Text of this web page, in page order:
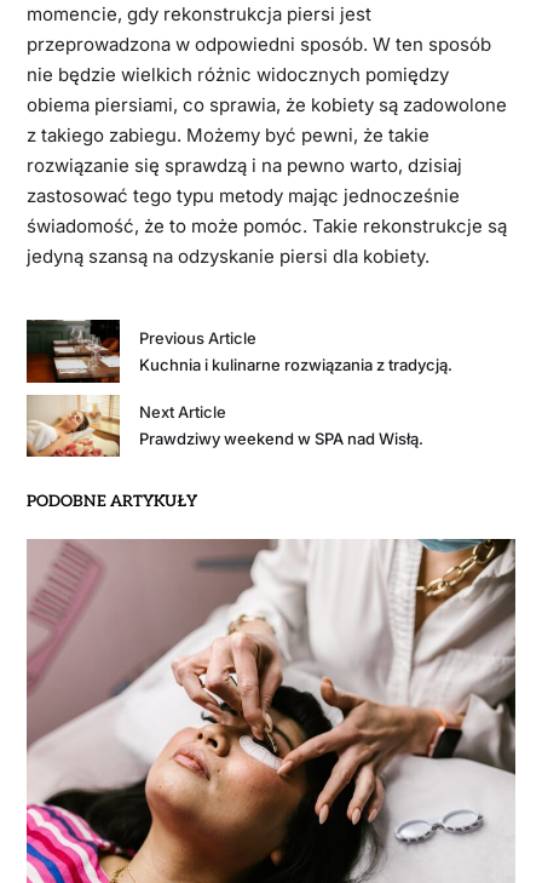
momencie, gdy rekonstrukcja piersi jest
przeprowadzona w odpowiedni sposób. W ten sposób
nie będzie wielkich różnic widocznych pomiędzy
obiema piersiami, co sprawia, że kobiety są zadowolone
z takiego zabiegu. Możemy być pewni, że takie
rozwiązanie się sprawdzą i na pewno warto, dzisiaj
zastosować tego typu metody mając jednocześnie
świadomość, że to może pomóc. Takie rekonstrukcje są
jedyną szansą na odzyskanie piersi dla kobiety.
Previous Article
Kuchnia i kulinarne rozwiązania z tradycją.
Next Article
Prawdziwy weekend w SPA nad Wisłą.
PODOBNE ARTYKUŁY